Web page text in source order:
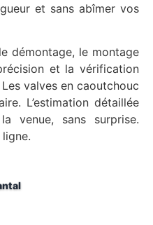
et sans abîmer vos
démontage, le montage
et la vérification
valves en caoutchouc
L’estimation détaillée
venue, sans surprise.